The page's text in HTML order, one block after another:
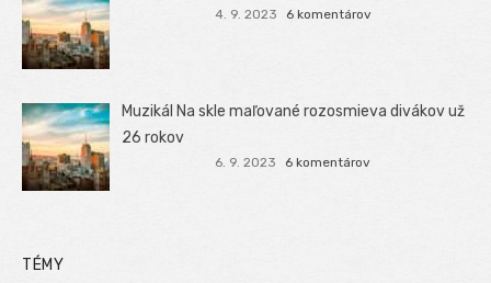
4. 9. 2023 6 komentárov
Muzikál Na skle maľované rozosmieva divákov už
26 rokov
6. 9. 2023 6 komentárov
TÉMY